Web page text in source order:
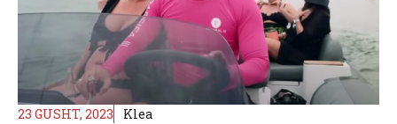
23 GUSHT, 2023 Klea